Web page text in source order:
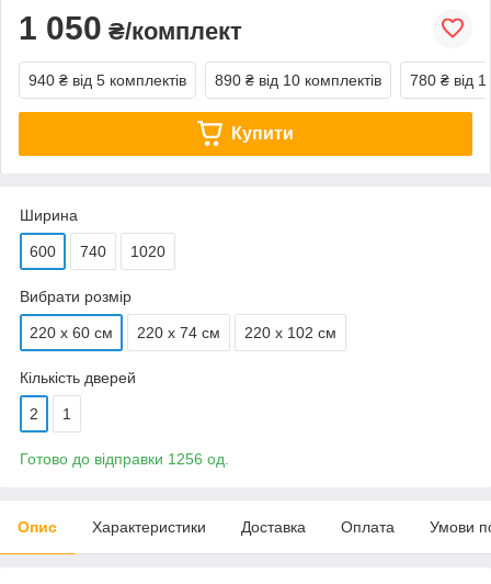
1 050 ₴/комплект
940 ₴ від 5 комплектів 890 ₴ від 10 комплектів 780 ₴ від
Купити
Ширина
600 740 1020
Вибрати розмір
220 х 60 см 220 х 74 см 220 x 102 см
Кількість дверей
2 1
Готово до відправки 1256 од.
Опис Характеристики Доставка Оплата Умови